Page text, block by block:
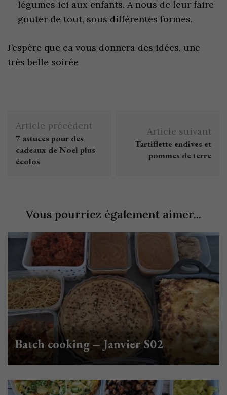
légumes ici aux enfants. A nous de leur faire
gouter de tout, sous différentes formes.
J’espère que ca vous donnera des idées, une
très belle soirée
Article précédent
7 astuces pour des
cadeaux de Noel plus
écolos
Article suivant
Tartiflette endives et
pommes de terre
Vous pourriez également aimer...
Batch cooking – Janvier S02